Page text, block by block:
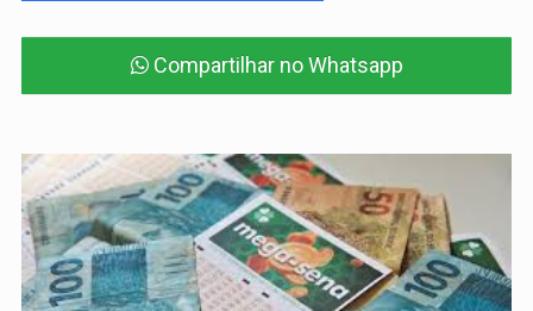
Compartilhar no Whatsapp